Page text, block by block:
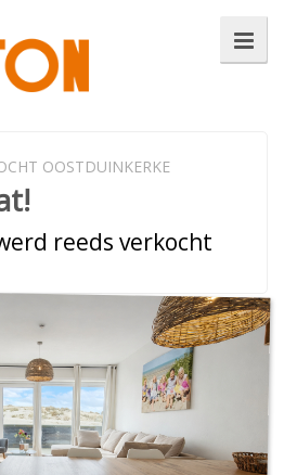
OOSTDUINKERKE
reeds verkocht